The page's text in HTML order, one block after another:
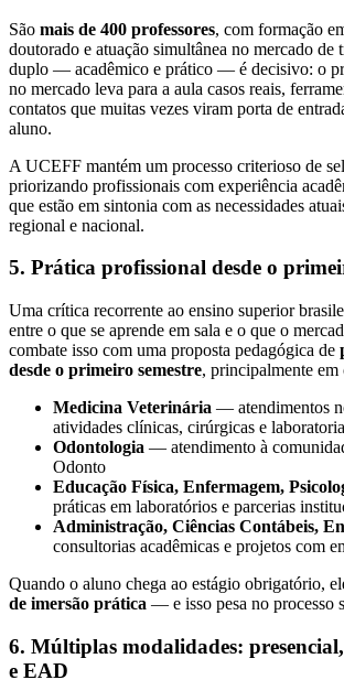
São mais de 400 professores, com formação
doutorado e atuação simultânea no mercado de
duplo — acadêmico e prático — é decisivo: o
no mercado leva para a aula casos reais,
contatos que muitas vezes viram porta de
aluno.
A UCEFF mantém um processo criterioso de
priorizando profissionais com experiência
que estão em sintonia com as necessidades
regional e nacional.
5. Prática profissional desde o
Uma crítica recorrente ao ensino superior
entre o que se aprende em sala e o que o
combate isso com uma proposta pedagógica de
desde o primeiro semestre, principalmente em
Medicina Veterinária — atendimentos
atividades clínicas, cirúrgicas e
Odontologia — atendimento à
Odonto
Educação Física, Enfermagem,
práticas em laboratórios e parcerias
Administração, Ciências Contábeis,
consultorias acadêmicas e projetos com
Quando o aluno chega ao estágio obrigatório,
de imersão prática — e isso pesa no processo
6. Múltiplas modalidades:
e EAD